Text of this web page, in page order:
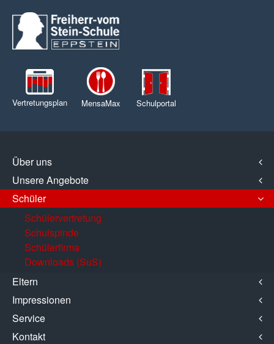
Vertretungsplan MensaMax Schulportal
Über uns
Unsere Angebote
Schüler
Schülervertretung
Schulspinde
Schülerfirma
Downloads (SuS)
Eltern
Impressionen
Service
Kontakt